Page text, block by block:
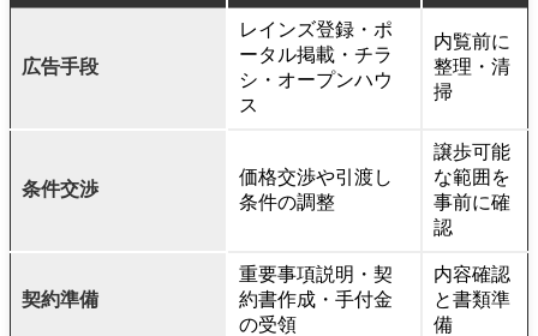
広告手段
レインズ登録・ポ
ータル掲載・チラ
シ・オープンハウ
ス
内覧前に
整理・清
掃
条件交渉
価格交渉や引渡し
条件の調整
譲歩可能
な範囲を
事前に確
認
契約準備
重要事項説明・契
約書作成・手付金
の受領
内容確認
と書類準
備